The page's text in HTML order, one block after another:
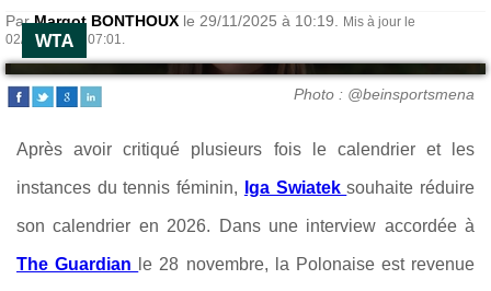
ParMargot BONTHOUX le 29/11/2025 à 10:19.
Mis à jour le
02/12/2025 à 07:01.
WTA
Photo : @beinsportsmena
Après avoir critiqué plusieurs fois le calendrier et les
instances du tennis féminin, Iga Swiateksouhaite réduire
son calendrier en 2026. Dans une interview accordée à
The Guardian le 28 novembre, la Polonaise est revenue